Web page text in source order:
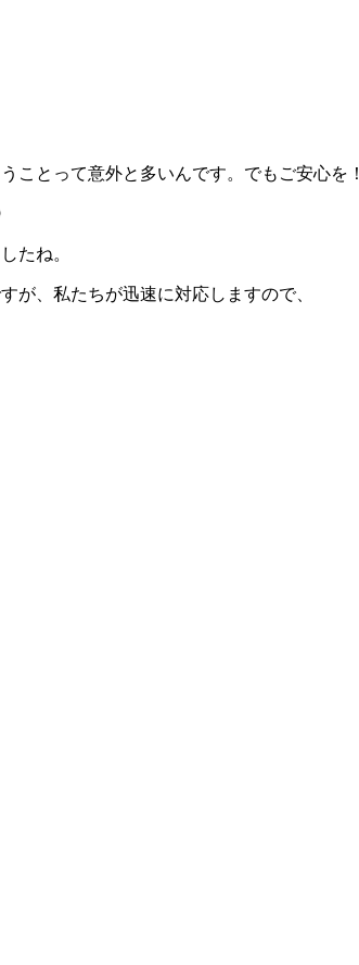
ことって意外と多いんです。でもご安心を！
たね。
が、私たちが迅速に対応しますので、